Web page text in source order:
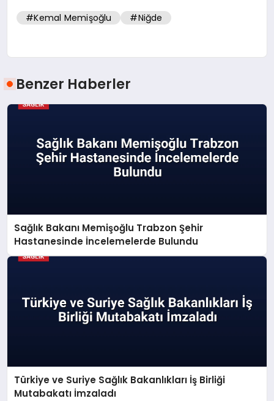
#Kemal Memişoğlu #Niğde
Benzer Haberler
Sağlık Bakanı Memişoğlu Trabzon Şehir
Hastanesinde İncelemelerde Bulundu
Türkiye ve Suriye Sağlık Bakanlıkları İş Birliği
Mutabakatı İmzaladı